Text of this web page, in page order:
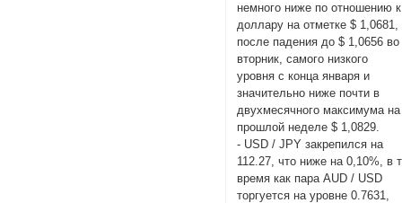
немного ниже по отношению к
доллару на отметке $ 1,0681,
после падения до $ 1,0656 во
вторник, самого низкого
уровня с конца января и
значительно ниже почти в
двухмесячного максимума на
прошлой неделе $ 1,0829.
- USD / JPY закрепился на
112.27, что ниже на 0,10%, в
время как пара AUD / USD
торгуется на уровне 0.7631,